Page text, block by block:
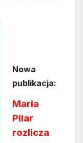
Nowa
publikacja:
Maria
Pilar
rozlicza